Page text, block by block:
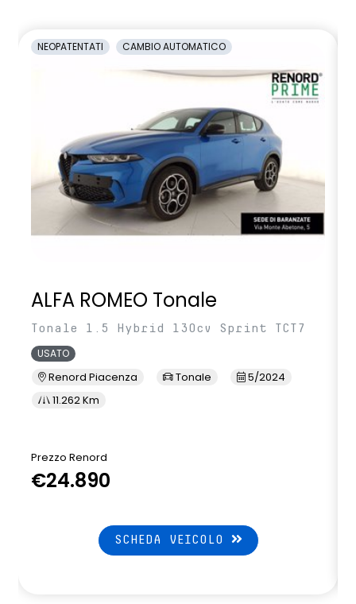
NEOPATENTATI CAMBIO AUTOMATICO
ALFA ROMEO Tonale
Tonale 1.5 Hybrid 130cv Sprint TCT7
USATO
Renord Piacenza Tonale
5/2024
11.262 Km
Prezzo Renord
€24.890
SCHEDA VEICOLO